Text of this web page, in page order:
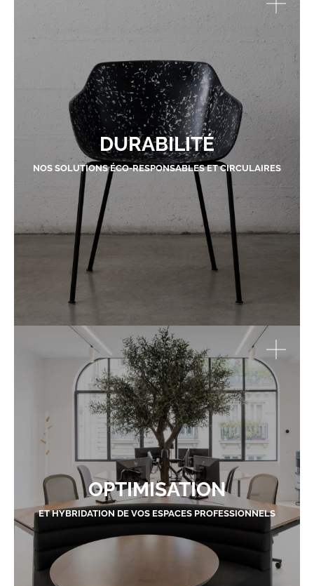
DURABILITÉ
NOS SOLUTIONS ÉCO-RESPONSABLES ET CIRCULAIRES
OPTIMISATION
ET HYBRIDATION DE VOS ESPACES PROFESSIONNELS